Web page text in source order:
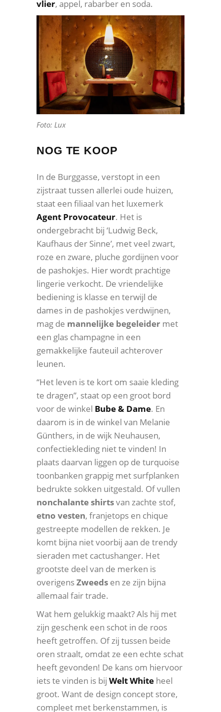
vlier, appel, rabarber en soda.
Foto: Lux
NOG TE KOOP
In de Burggasse, verstopt in een
zijstraat tussen allerlei oude huizen,
staat een filiaal van het luxemerk
Agent Provocateur. Het is
ondergebracht bij ‘Ludwig Beck,
Kaufhaus der Sinne’, met veel zwart,
roze en zware, pluche gordijnen voor
de pashokjes. Hier wordt prachtige
lingerie verkocht. De vriendelijke
bediening is klasse en terwijl de
dames in de pashokjes verdwijnen,
mag de mannelijke begeleider met
een glas champagne in een
gemakkelijke fauteuil achterover
leunen.
“Het leven is te kort om saaie kleding
te dragen”, staat op een groot bord
voor de winkel Bube & Dame. En
daarom is in de winkel van Melanie
Günthers, in de wijk Neuhausen,
confectiekleding niet te vinden! In
plaats daarvan liggen op de turquoise
toonbanken grappig met surfplanken
bedrukte sokken uitgestald. Of vullen
nonchalante shirtsvan zachte stof,
etno vesten, franjetops en chique
gestreepte modellen de rekken. Je
komt bijna niet voorbij aan de trendy
sieraden met cactushanger. Het
grootste deel van de merken is
overigensZweeds en ze zijn bijna
allemaal fair trade.
Wat hem gelukkig maakt? Als hij met
zijn geschenk een schot in de roos
heeft getroffen. Of zij tussen beide
oren straalt, omdat ze een echte schat
heeft gevonden! De kans om hiervoor
iets te vinden is bij Welt White heel
groot. Want de design concept store,
compleet met berkenstammen, is